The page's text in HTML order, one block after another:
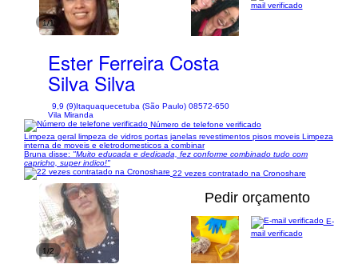
1/1
Ester Ferreira Costa
Silva Silva
9,9 (9)Itaquaquecetuba (São Paulo) 08572-650
Vila Miranda
mail verificado
Número de telefone verificado
Limpeza geral limpeza de vidros portas janelas revestimentos pisos moveis Limpeza
interna de moveis e eletrodomesticos a combinar
Bruna disse: "Muito educada e dedicada, fez conforme combinado tudo com
capricho, super indico!"
22 vezes contratado na Cronoshare
1/2
Pedir orçamento
E-
mail verificado